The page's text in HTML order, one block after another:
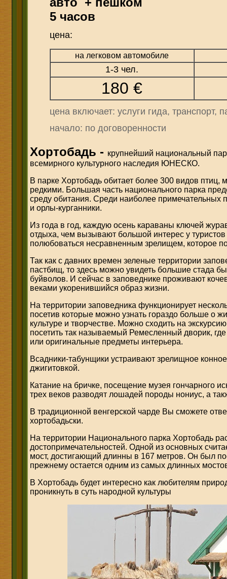
5 часов
цена:
на легковом автомобиле
1-3 чел.
180 €
цена включает: услуги гида, транспорт,
начало: по договоренности
Хортобадь - крупнейший национальный
всемирного культурного наследия ЮНЕСКО.
В парке Хортобадь обитает более 300 видов птиц,
редкими. Большая часть национального парка
среду обитания. Среди наиболее примечательных
и орлы-курганники.
Из года в год, каждую осень караваны ключей
отдыха, чем вызывают большой интерес у
полюбоваться несравненным зрелищем, которое
Так как с давних времен зеленые территории
пастбищ, то здесь можно увидеть большие стада
буйволов. И сейчас в заповеднике проживают
веками укоренившийся образ жизни.
На территории заповедника функционирует
посетив которые можно узнать гораздо больше о
культуре и творчестве. Можно сходить на
посетить так называемый Ремесленный дворик,
или оригинальные предметы интерьера.
Всадники-табунщики устраивают зрелищное
джигитовкой.
Катание на бричке, посещение музея гончарного
трех веков разводят лошадей породы нониус, а
В традиционной венгерской чарде Вы сможете
хортобадьски.
На территории Национального парка Хортобадь
достопримечательностей. Одной из основных
мост, достигающий длинны в 167 метров. Он был
прежнему остается одним из самых длинных
В Хортобадь будет интересно как любителям
проникнуть в суть народной культуры